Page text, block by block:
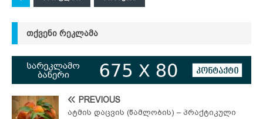
ᲗᲥᲕᲔᲜᲘ ᲠᲔᲙᲚᲐᲛᲐ
PREVIOUS
ატმის დაცვის (წამლობის) – პრაქტიკული